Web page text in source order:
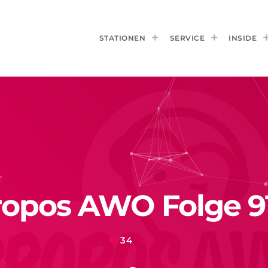
STATIONEN SERVICE INSIDE
AWO Folge
34